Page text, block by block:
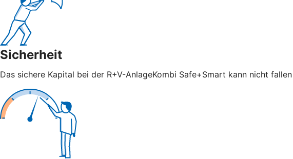
Sicherheit
Das sichere Kapital bei der R+V-AnlageKombi Safe+Smart kann nicht